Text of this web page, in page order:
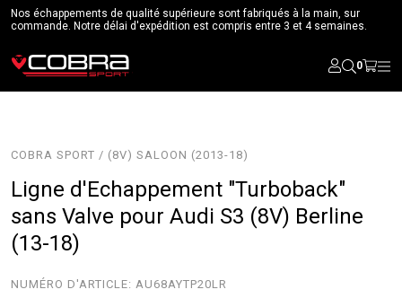
Nos échappements de qualité supérieure sont fabriqués à la main, sur
commande. Notre délai d'expédition est compris entre 3 et 4 semaines.
0
COBRA SPORT / (8V) SALOON (2013-18)
Ligne d'Echappement "Turboback"
sans Valve pour Audi S3 (8V) Berline
(13-18)
NUMÉRO D'ARTICLE: AU68AYTP20LR